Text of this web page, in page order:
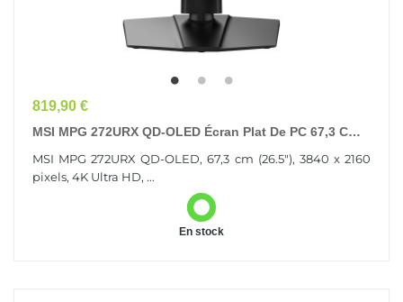
Prix
819,90 €
MSI MPG 272URX QD-OLED Écran Plat De PC 67,3 Cm
MSI MPG 272URX QD-OLED, 67,3 cm (26.5"), 3840 x 2160
pixels, 4K Ultra HD, ...
En stock